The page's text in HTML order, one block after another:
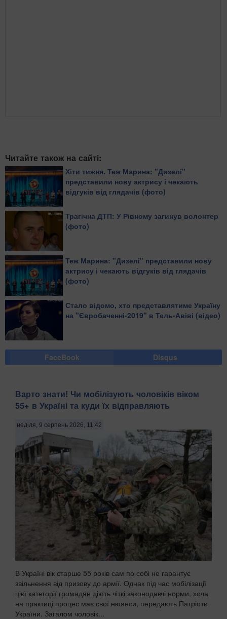
Читайте також на сайті:
Хіти тижня. Теж Марина: "Дизелі"
представили нову актрису і чекають
відгуків від глядачів (фото)
Трагічна ДТП: У Рівному загинув волонтер
(фото)
Теж Марина: "Дизелі" представили нову
актрису і чекають відгуків від глядачів
(фото)
Стало відомо, хто представлятиме Україну
на "Євробаченні-2019" в Тель-Авіві (відео)
FaceBook Disqus
Варто знати! Чи мобілізують чоловіків віком
55+ в Україні та куди їх відправляють
неділя, 9 серпень 2026, 11:42
В Україні вік старше 55 років сам по собі не гарантує
звільнення від призову до армії. Однак під час мобілізації
цієї категорії громадян діють чіткі законодавчі норми, хоча
на практиці процес має свої нюанси, передають Патріоти
України. Загалом чоловік...